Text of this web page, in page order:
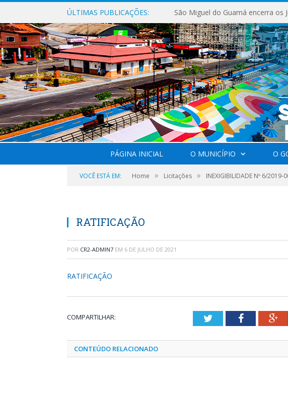
ÚLTIMAS PUBLICAÇÕES:
PÁGINA INICIAL O MUNICÍPIO O
VOCÊ ESTÁ EM: Home » Licitações » INEXIGIBILIDADE Nº 6/
RATIFICAÇÃO
POR CR2-ADMIN7 EM 6 DE JULHO DE 2021
RATIFICAÇÃO
COMPARTILHAR: TwitterFacebook
CONTEÚDO RELACIONADO